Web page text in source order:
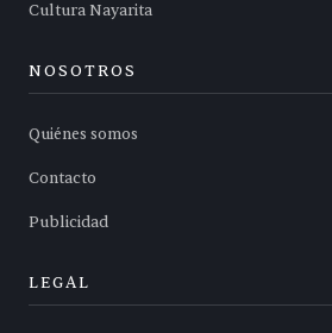
Cultura Nayarita
NOSOTROS
Quiénes somos
Contacto
Publicidad
LEGAL